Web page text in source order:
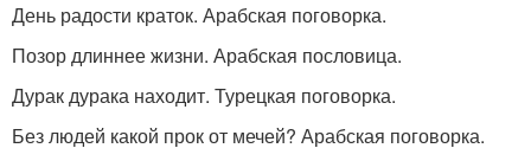
День радости краток. Арабская поговорка.
Позор длиннее жизни. Арабская пословица.
Дурак дурака находит. Турецкая поговорка.
Без людей какой прок от мечей? Арабская поговорка.